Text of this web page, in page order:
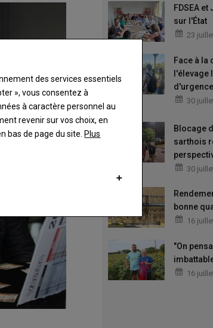
FDSEA
sur l'État
23
Face à
l'élevage
d'urgence
30
Blocage
sarthois
30
bonne
16
"On
16
des services essentiels
», vous consentez à
à caractère personnel au
revenir sur vos choix, en
bas de page du site. Plus